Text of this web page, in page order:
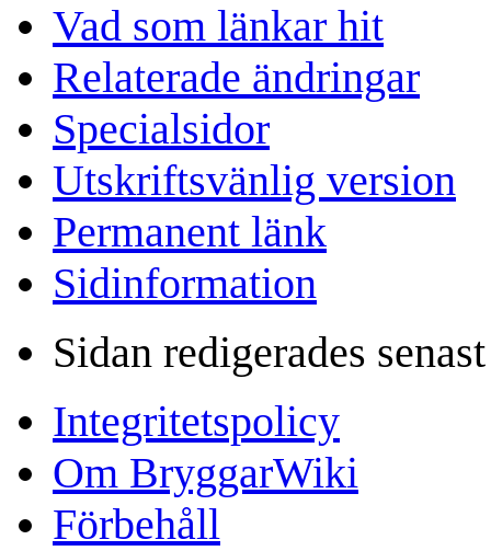
Vad som länkar hit
Relaterade ändringar
Specialsidor
Utskriftsvänlig version
Permanent länk
Sidinformation
Sidan redigerades
Integritetspolicy
Om BryggarWiki
Förbehåll